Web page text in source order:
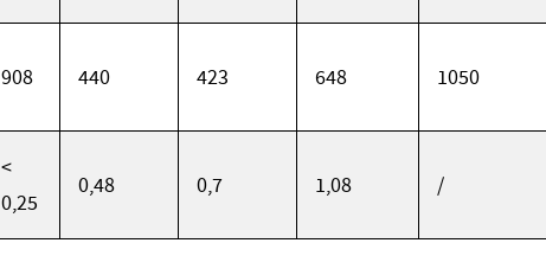
908 440 423 648 1050
<
0,25
0,48 0,7 1,08 /